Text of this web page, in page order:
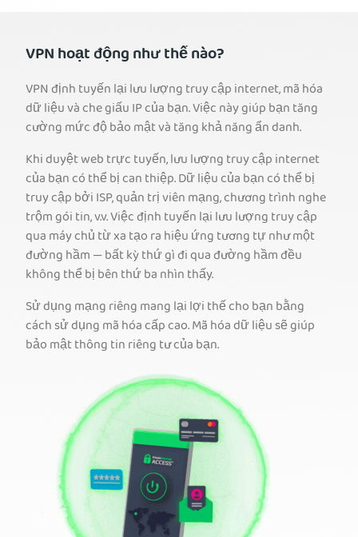
VPN hoạt động như thế nào?
VPN định tuyến lại lưu lượng truy cập internet, mã hóa
dữ liệu và che giấu IP của bạn. Việc này giúp bạn tăng
cường mức độ bảo mật và tăng khả năng ẩn danh.
Khi duyệt web trực tuyến, lưu lượng truy cập internet
của bạn có thể bị can thiệp. Dữ liệu của bạn có thể bị
truy cập bởi ISP, quản trị viên mạng, chương trình nghe
trộm gói tin, v.v. Việc định tuyến lại lưu lượng truy cập
qua máy chủ từ xa tạo ra hiệu ứng tương tự như một
đường hầm — bất kỳ thứ gì đi qua đường hầm đều
không thể bị bên thứ ba nhìn thấy.
Sử dụng mạng riêng mang lại lợi thế cho bạn bằng
cách sử dụng mã hóa cấp cao. Mã hóa dữ liệu sẽ giúp
bảo mật thông tin riêng tư của bạn.